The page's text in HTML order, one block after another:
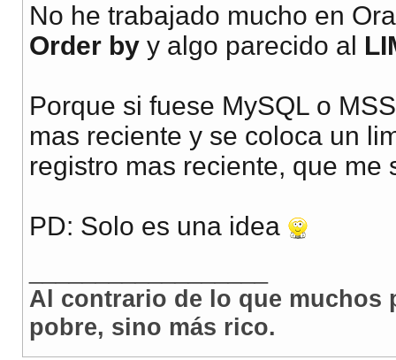
No he trabajado mucho en
Order by y algo parecido al
Porque si fuese MySQL o
mas reciente y se coloca un
registro mas reciente, que
PD: Solo es una idea
Al contrario de lo que muchos
pobre, sino más rico.